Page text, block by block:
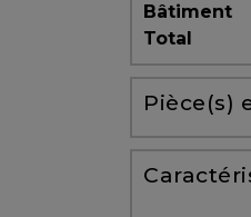
Bâtiment
Total
Pièce(s)